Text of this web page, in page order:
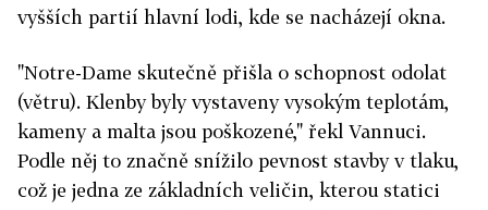
vyšších partií hlavní lodi, kde se nacházejí okna.
"Notre-Dame skutečně přišla o schopnost odolat
(větru). Klenby byly vystaveny vysokým teplotám,
kameny a malta jsou poškozené," řekl Vannuci.
Podle něj to značně snížilo pevnost stavby v tlaku,
což je jedna ze základních veličin, kterou statici